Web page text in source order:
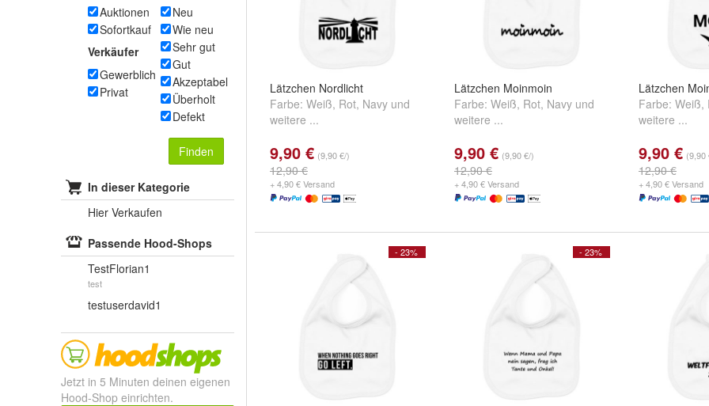
Auktionen
Sofortkauf
Verkäufer
Gewerblich
Privat
Neu
Wie neu
Sehr gut
Gut
Akzeptabel
Überholt
Defekt
Finden
In dieser Kategorie
Hier Verkaufen
Passende Hood-Shops
TestFlorian1
test
testuserdavid1
Jetzt in 5 Minuten deinen eigenen
Hood-Shop einrichten.
Lätzchen Nordlicht
Farbe: Weiß, Rot, Navy und
weitere ...
9,90 € (9,90 €/)
12,90 €
+ 4,90 € Versand
Lätzchen Moinmoin
Farbe: Weiß, Rot, Navy und
weitere ...
9,90 € (9,90 €/)
12,90 €
+ 4,90 € Versand
Lätzchen
Farbe: Weiß,
weitere ...
9,90 € (9,90
12,90 €
+ 4,90 € Versand
- 23% - 23%